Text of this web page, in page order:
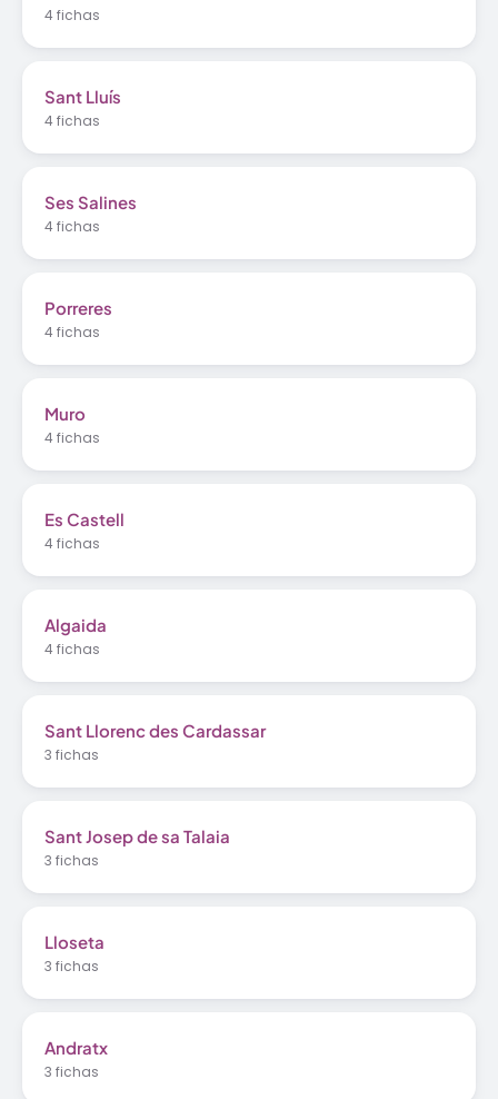
4 fichas
Sant Lluís
4 fichas
Ses Salines
4 fichas
Porreres
4 fichas
Muro
4 fichas
Es Castell
4 fichas
Algaida
4 fichas
Sant Llorenc des Cardassar
3 fichas
Sant Josep de sa Talaia
3 fichas
Lloseta
3 fichas
Andratx
3 fichas